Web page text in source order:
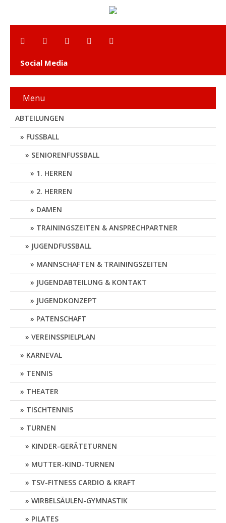
Social Media
Menu
ABTEILUNGEN
FUSSBALL
SENIORENFUSSBALL
1. HERREN
2. HERREN
DAMEN
TRAININGSZEITEN & ANSPRECHPARTNER
JUGENDFUSSBALL
MANNSCHAFTEN & TRAININGSZEITEN
JUGENDABTEILUNG & KONTAKT
JUGENDKONZEPT
PATENSCHAFT
VEREINSSPIELPLAN
KARNEVAL
TENNIS
THEATER
TISCHTENNIS
TURNEN
KINDER-GERÄTETURNEN
MUTTER-KIND-TURNEN
TSV-FITNESS CARDIO & KRAFT
WIRBELSÄULEN-GYMNASTIK
PILATES